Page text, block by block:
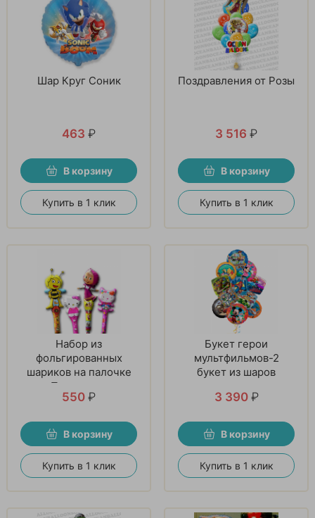
Шар Круг Соник
463 ₽
В корзину
Купить в 1 клик
Поздравления от Розы
3 516 ₽
В корзину
Купить в 1 клик
Набор из
фольгированных
шариков на палочке
«Прекрасное
настроение»
550 ₽
В корзину
Купить в 1 клик
Букет герои
мультфильмов-2
букет из шаров
3 390 ₽
В корзину
Купить в 1 клик